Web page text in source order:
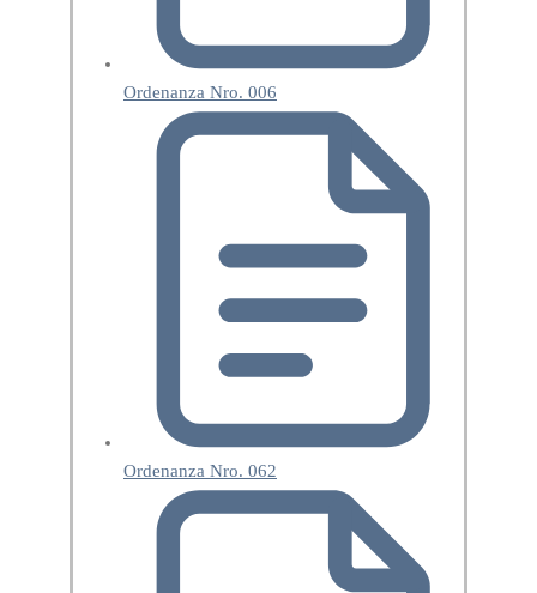
Ordenanza Nro. 006
Ordenanza Nro. 062